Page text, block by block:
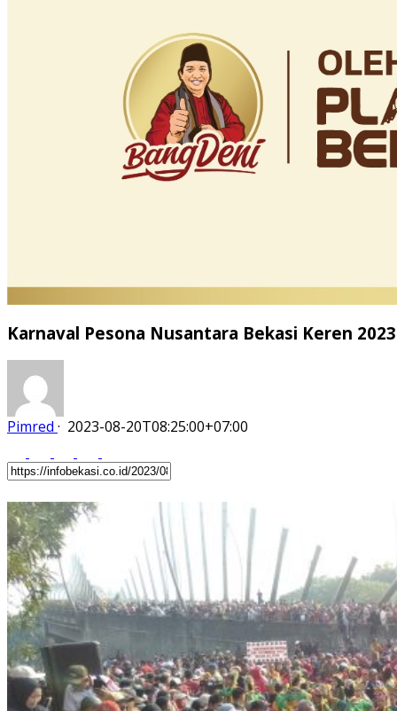
Karnaval Pesona Nusantara Bekasi Keren 2023
Pimred · 2023-08-20T08:25:00+07:00